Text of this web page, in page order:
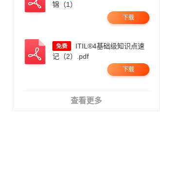
锦（1）
下载
记（2）.pdf
下载
查看更多